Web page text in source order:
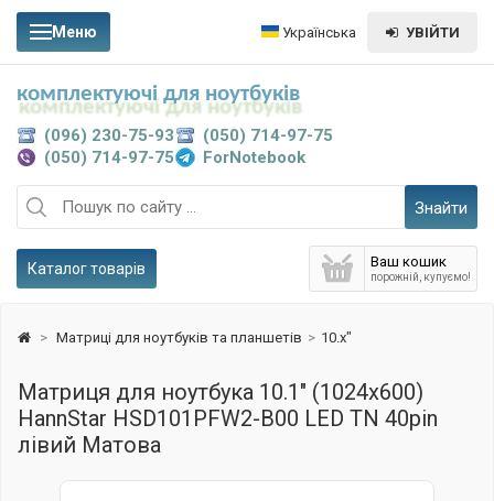
Меню Українська УВІЙТИ
Знайти
Ваш кошик
порожній, купуємо!
Каталог товарів
(096) 230-75-93
(050) 714-97-75
(050) 714-97-75
ForNotebook
комплектуючі для ноутбуків
> Матриці для ноутбуків та планшетів > 10.x"
Матриця для ноутбука 10.1" (1024x600)
HannStar HSD101PFW2-B00 LED TN 40pin
лівий Матова